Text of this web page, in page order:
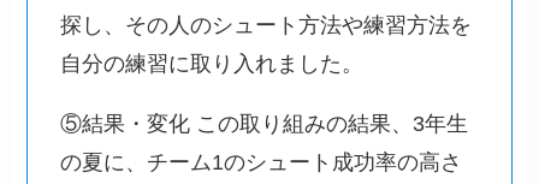
探し、その人のシュート方法や練習方法を
自分の練習に取り入れました。
⑤結果・変化 この取り組みの結果、3年生
の夏に、チーム1のシュート成功率の高さ